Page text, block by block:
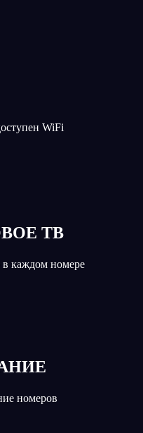
WiFi
ТВ
в каждом номере
номеров